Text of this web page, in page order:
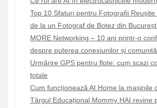
Top 10 Sfaturi pentru Fotografii
de la un Fotograf de Botez din
MORE Networking – 10 ani printr-o
despre puterea conexiunilor și
Urmărire GPS pentru flote: cum scazi
totale
Cum funcționează AI Home la mașinile
Târgul Educațional Mommy HAI revine